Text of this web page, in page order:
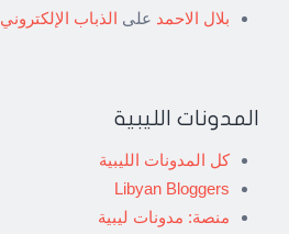
بلال الاحمد على الذباب الإلكتروني
المدونات الليبية
كل المدونات الليبية
Libyan Bloggers
منصة: مدونات ليبية